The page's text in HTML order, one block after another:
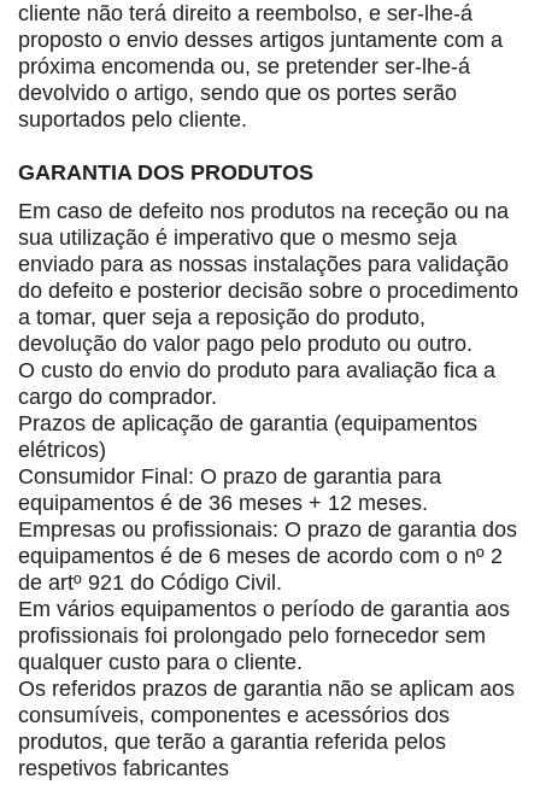
cliente não terá direito a reembolso, e ser-lhe-á
proposto o envio desses artigos juntamente com a
próxima encomenda ou, se pretender ser-lhe-á
devolvido o artigo, sendo que os portes serão
suportados pelo cliente.
GARANTIA DOS PRODUTOS
Em caso de defeito nos produtos na receção ou na
sua utilização é imperativo que o mesmo seja
enviado para as nossas instalações para validação
do defeito e posterior decisão sobre o procedimento
a tomar, quer seja a reposição do produto,
devolução do valor pago pelo produto ou outro.
O custo do envio do produto para avaliação fica a
cargo do comprador.
Prazos de aplicação de garantia (equipamentos
elétricos)
Consumidor Final: O prazo de garantia para
equipamentos é de 36 meses + 12 meses.
Empresas ou profissionais: O prazo de garantia dos
equipamentos é de 6 meses de acordo com o nº 2
de artº 921 do Código Civil.
Em vários equipamentos o período de garantia aos
profissionais foi prolongado pelo fornecedor sem
qualquer custo para o cliente.
Os referidos prazos de garantia não se aplicam aos
consumíveis, componentes e acessórios dos
produtos, que terão a garantia referida pelos
respetivos fabricantes